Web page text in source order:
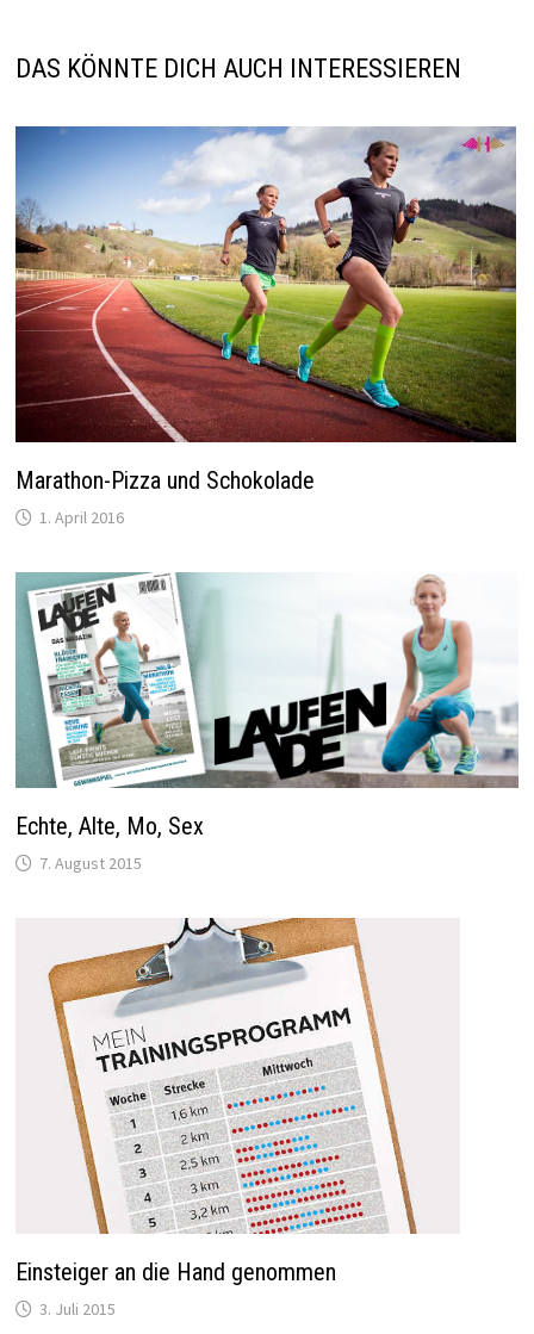
DAS KÖNNTE DICH AUCH INTERESSIEREN
Marathon-Pizza und Schokolade
1. April 2016
Echte, Alte, Mo, Sex
7. August 2015
Einsteiger an die Hand genommen
3. Juli 2015